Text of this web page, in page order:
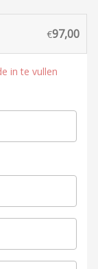
€97,00
in te vullen